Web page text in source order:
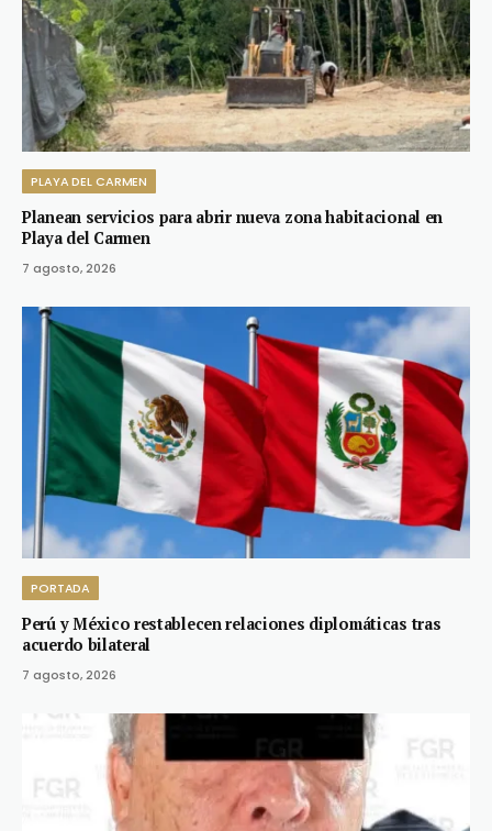
PLAYA DEL CARMEN
Planean servicios para abrir nueva zona habitacional en
Playa del Carmen
7 agosto, 2026
PORTADA
Perú y México restablecen relaciones diplomáticas tras
acuerdo bilateral
7 agosto, 2026